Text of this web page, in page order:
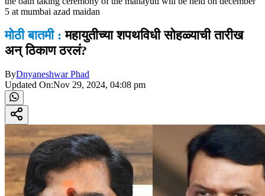
5 at mumbai azad maidan
मोठी बातमी : महायुतीच्या शपथविधी सोहळ्याची तारीख
अन् ठिकाण ठरलं?
ByDnyaneshwar Phad
Updated On:Nov 29, 2024, 04:08 pm